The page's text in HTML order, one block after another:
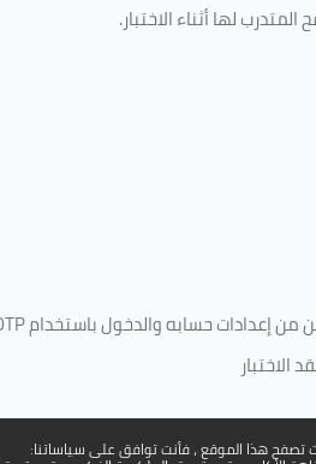
تصفح هذا الموقع ، فأنت توافق على سياساتنا:
لها أثناء الاختبار.
إعدادات حسابه والدخول باستخدام
الاختبار